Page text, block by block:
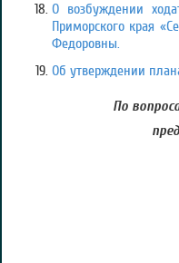
О возбуждении
Приморского края
Федоровны.
Об утверждении
По